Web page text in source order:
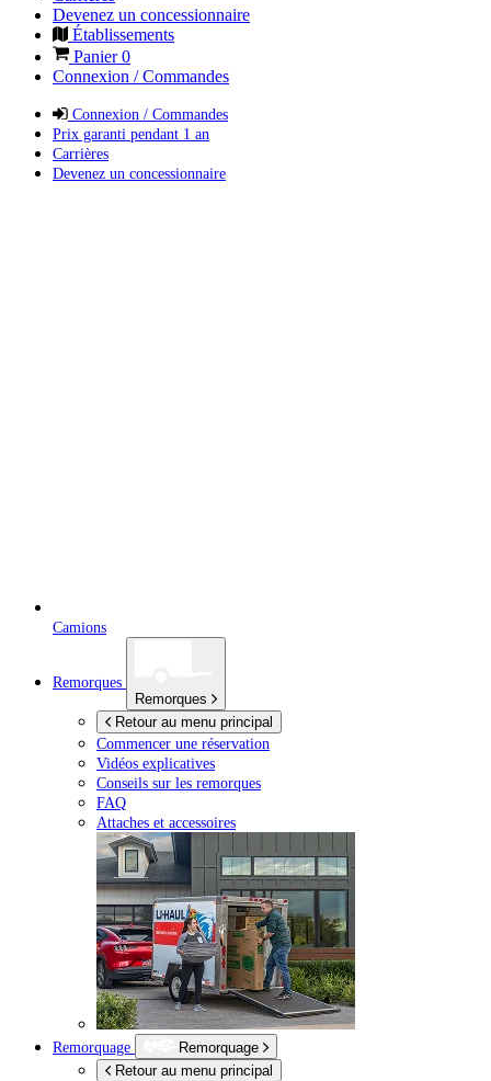
Devenez un concessionnaire
Établissements
Panier0
Connexion / Commandes
Connexion / Commandes
Prix garanti pendant 1 an
Carrières
Devenez un concessionnaire
Camions
Remorques
Remorques
Retour au menu principal
Commencer une réservation
Vidéos explicatives
Conseils sur les remorques
FAQ
Attaches et accessoires
Remorquage
Remorquage
Retour au menu principal